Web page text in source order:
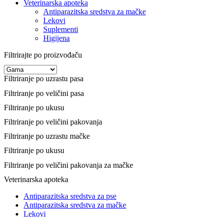
Veterinarska apoteka
Antiparazitska sredstva za mačke
Lekovi
Suplementi
Higijena
Filtrirajte po proizvođaču
Filtriranje po uzrastu pasa
Filtriranje po veličini pasa
Filtriranje po ukusu
Filtriranje po veličini pakovanja
Filtriranje po uzrastu mačke
Filtriranje po ukusu
Filtriranje po veličini pakovanja za mačke
Veterinarska apoteka
Antiparazitska sredstva za pse
Antiparazitska sredstva za mačke
Lekovi